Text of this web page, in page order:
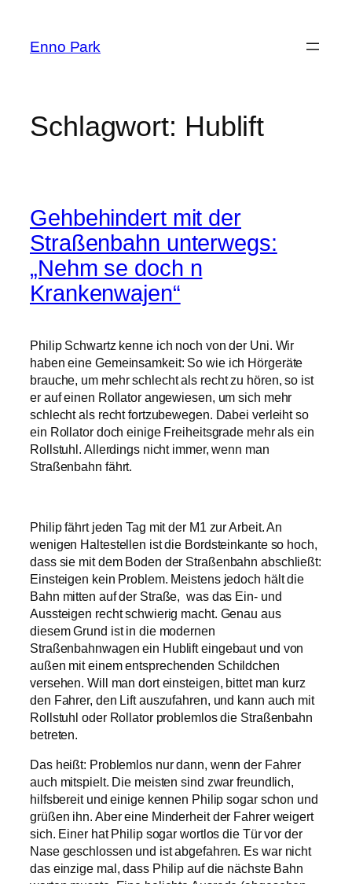
springen
Enno Park
Schlagwort: Hublift
Gehbehindert mit der
Straßenbahn unterwegs:
„Nehm se doch n
Krankenwajen“
Philip Schwartz kenne ich noch von der Uni. Wir
haben eine Gemeinsamkeit: So wie ich Hörgeräte
brauche, um mehr schlecht als recht zu hören, so ist
er auf einen Rollator angewiesen, um sich mehr
schlecht als recht fortzubewegen. Dabei verleiht so
ein Rollator doch einige Freiheitsgrade mehr als ein
Rollstuhl. Allerdings nicht immer, wenn man
Straßenbahn fährt.
Philip fährt jeden Tag mit der M1 zur Arbeit. An
wenigen Haltestellen ist die Bordsteinkante so hoch,
dass sie mit dem Boden der Straßenbahn abschließt:
Einsteigen kein Problem. Meistens jedoch hält die
Bahn mitten auf der Straße, was das Ein- und
Aussteigen recht schwierig macht. Genau aus
diesem Grund ist in die modernen
Straßenbahnwagen ein Hublift eingebaut und von
außen mit einem entsprechenden Schildchen
versehen. Will man dort einsteigen, bittet man kurz
den Fahrer, den Lift auszufahren, und kann auch mit
Rollstuhl oder Rollator problemlos die Straßenbahn
betreten.
Das heißt: Problemlos nur dann, wenn der Fahrer
auch mitspielt. Die meisten sind zwar freundlich,
hilfsbereit und einige kennen Philip sogar schon und
grüßen ihn. Aber eine Minderheit der Fahrer weigert
sich. Einer hat Philip sogar wortlos die Tür vor der
Nase geschlossen und ist abgefahren. Es war nicht
das einzige mal, dass Philip auf die nächste Bahn